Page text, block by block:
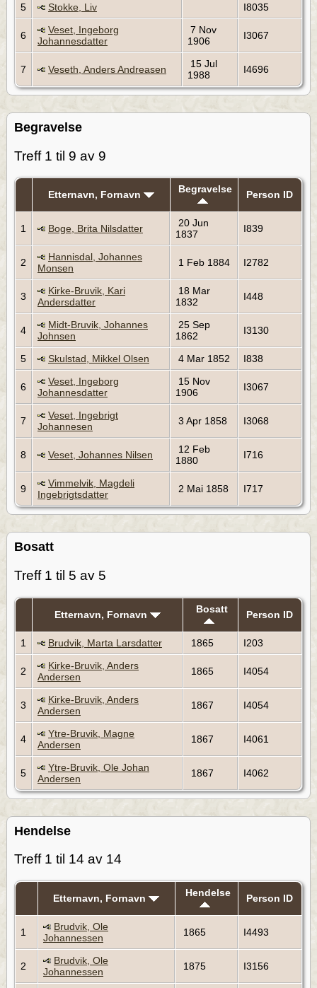
5 Stokke, Liv I8035
6
Veset, Ingeborg
Johannesdatter
7 Nov
1906
I3067
7 Veseth, Anders Andreasen
15 Jul
1988
I4696
Begravelse
Treff 1 til 9 av 9
Etternavn, Fornavn Begravelse Person ID
1 Boge, Brita Nilsdatter
20 Jun
1837
I839
2
Hannisdal, Johannes
Monsen
1 Feb 1884 I2782
3
Kirke-Bruvik, Kari
Andersdatter
18 Mar
1832
I448
4
Midt-Bruvik, Johannes
Johnsen
25 Sep
1862
I3130
5 Skulstad, Mikkel Olsen 4 Mar 1852 I838
6
Veset, Ingeborg
Johannesdatter
15 Nov
1906
I3067
7
Veset, Ingebrigt
Johannesen
3 Apr 1858 I3068
8 Veset, Johannes Nilsen
12 Feb
1880
I716
9
Vimmelvik, Magdeli
Ingebrigtsdatter
2 Mai 1858 I717
Bosatt
Treff 1 til 5 av 5
Etternavn, Fornavn Bosatt Person ID
1 Brudvik, Marta Larsdatter 1865 I203
2
Kirke-Bruvik, Anders
Andersen
1865 I4054
3
Kirke-Bruvik, Anders
Andersen
1867 I4054
4
Ytre-Bruvik, Magne
Andersen
1867 I4061
5
Ytre-Bruvik, Ole Johan
Andersen
1867 I4062
Hendelse
Treff 1 til 14 av 14
Etternavn, Fornavn Hendelse Person ID
1
Brudvik, Ole
Johannessen
1865 I4493
2
Brudvik, Ole
Johannessen
1875 I3156